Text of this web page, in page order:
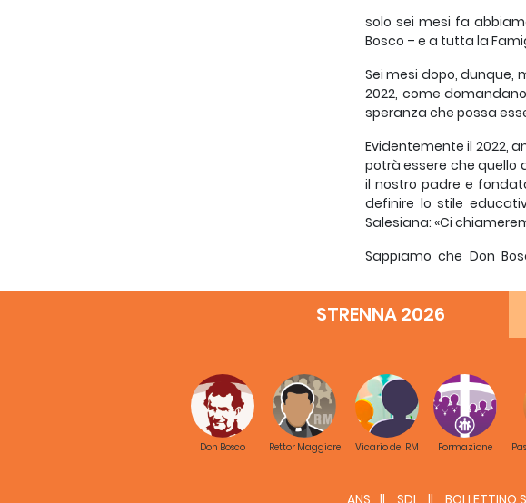
solo sei mesi fa
Bosco – e a tutta la
Sei mesi dopo, dunque,
2022, come
speranza che possa
Evidentemente il 2022,
potrà essere che quello
il nostro padre e
definire lo stile
Salesiana: «Ci
Sappiamo che Don
la salvezza delle anime.
Da giovane
grande calma e
la grazia di poterlo
Naturalmente la
spiritualità di San
sentiremo chiamati ad
STRENNA 2026
Don Bosco Rettor Maggiore Vicario del RM Formazione